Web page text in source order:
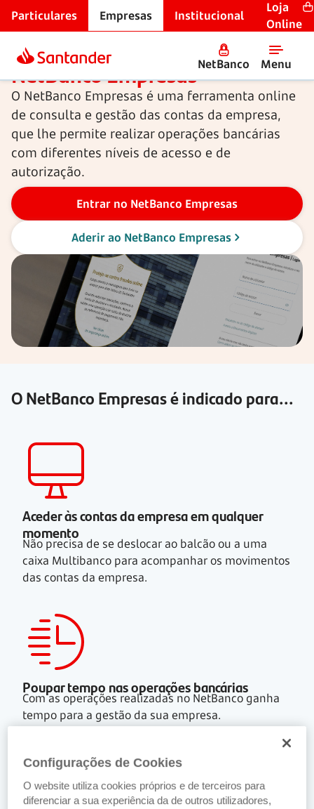
Particulares Empresas Institucional
Loja
Online
NetBanco Menu
Início
NetBanco Empresas
O NetBanco Empresas é uma ferramenta online
de consulta e gestão das contas da empresa,
que lhe permite realizar operações bancárias
com diferentes níveis de acesso e de
autorização.
O NetBanco Empresas é indicado para...
Aceder às contas da empresa em qualquer
momento
Não precisa de se deslocar ao balcão ou a uma
caixa Multibanco para acompanhar os movimentos
das contas da empresa.
Poupar tempo nas operações bancárias
Com as operações realizadas no NetBanco ganha
tempo para a gestão da sua empresa.
Configurações de Cookies
O website utiliza cookies próprios e de terceiros para
diferenciar a sua experiência da de outros utilizadores,